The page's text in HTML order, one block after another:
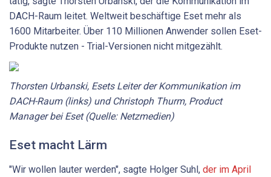
DACH-Raum leitet. Weltweit beschäftige Eset mehr als
1600 Mitarbeiter. Über 110 Millionen Anwender sollen Eset-
Produkte nutzen - Trial-Versionen nicht mitgezählt.
Thorsten Urbanski, Esets Leiter der Kommunikation im
DACH-Raum (links) und Christoph Thurm, Product
Manager bei Eset (Quelle: Netzmedien)
Eset macht Lärm
"Wir wollen lauter werden", sagte Holger Suhl, der im April